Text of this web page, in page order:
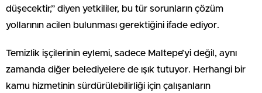
düşecektir,” diyen yetkililer, bu tür sorunların çözüm
yollarının acilen bulunması gerektiğini ifade ediyor.
Temizlik işçilerinin eylemi, sadece Maltepe’yi değil, aynı
zamanda diğer belediyelere de ışık tutuyor. Herhangi bir
kamu hizmetinin sürdürülebilirliği için çalışanların